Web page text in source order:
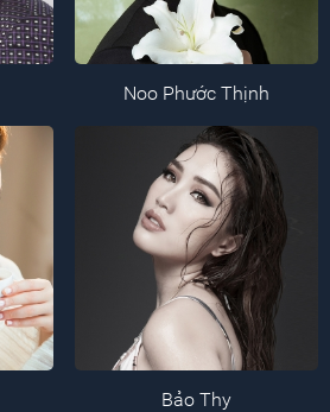
Noo Phước Thịnh
Bảo Thy